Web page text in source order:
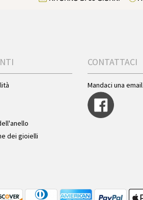
dei gioielli
CONTATTACI
Mandaci una email